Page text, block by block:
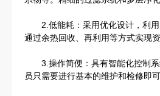
2.低能耗：采用优化设计，利用
通过余热回收、再利用等方式实现
3.操作简便：具有智能化控制系
员只需要进行基本的维护和检修即